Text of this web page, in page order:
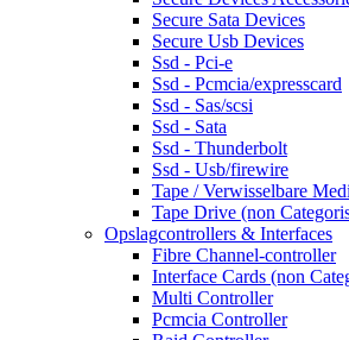
Secure Sata Devices
Secure Usb Devices
Ssd - Pci-e
Ssd - Pcmcia/expresscard
Ssd - Sas/scsi
Ssd - Sata
Ssd - Thunderbolt
Ssd - Usb/firewire
Tape / Verwisselbare
Tape Drive (non
Opslagcontrollers & Interfaces
Fibre Channel-controller
Interface Cards (non
Multi Controller
Pcmcia Controller